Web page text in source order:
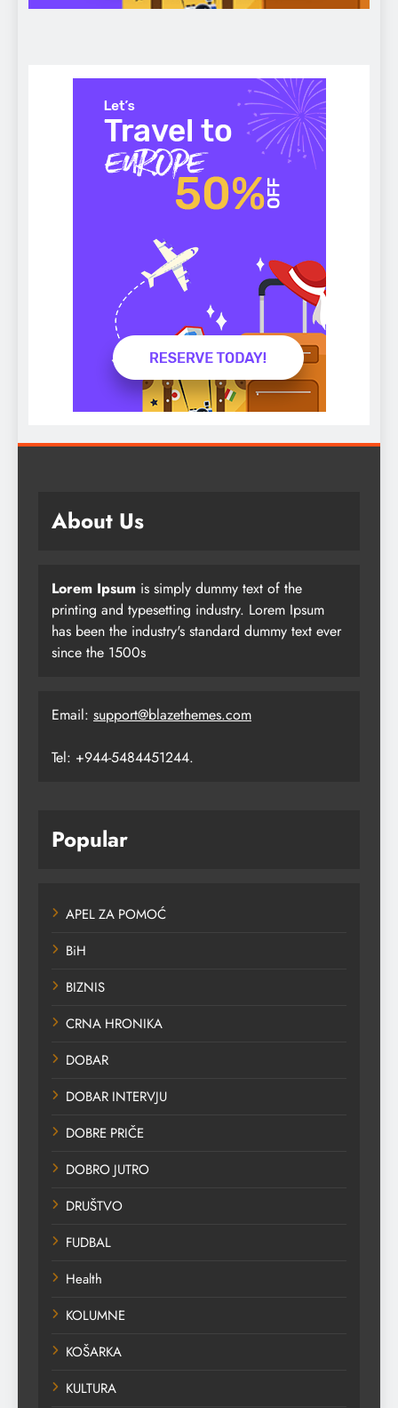
About Us
Lorem Ipsum is simply dummy text of the
printing and typesetting industry. Lorem Ipsum
has been the industry's standard dummy text ever
since the 1500s
Email: support@blazethemes.com
Tel: +944-5484451244.
Popular
APEL ZA POMOĆ
BiH
BIZNIS
CRNA HRONIKA
DOBAR
DOBAR INTERVJU
DOBRE PRIČE
DOBRO JUTRO
DRUŠTVO
FUDBAL
Health
KOLUMNE
KOŠARKA
KULTURA